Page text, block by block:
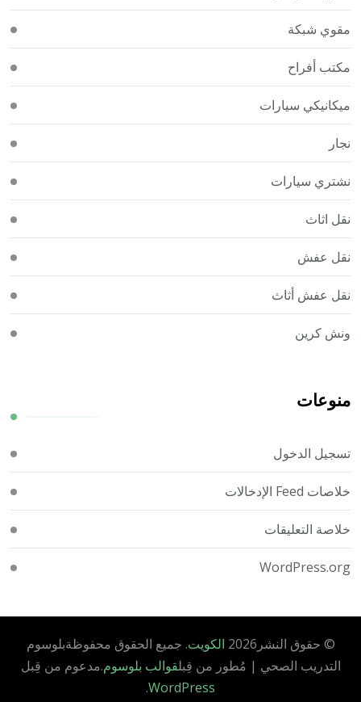
مقوي شبكة
مكتب أفراح
ميكانيكي سيارات
نجار
نشتري سيارات
نقل اثاث
نقل عفش
نقل عفش أثاث
ونش كرين
منوعات
تسجيل الدخول
خلاصات Feed الإدخالات
خلاصة التعليقات
WordPress.org
© حقوق النشر2026 الكويت. جميع الحقوق محفوظةبلوسوم
التدريب الصحي | مُطور من قِبلقوالب بلوسوم.مدعوم من قِبل
WordPress
.